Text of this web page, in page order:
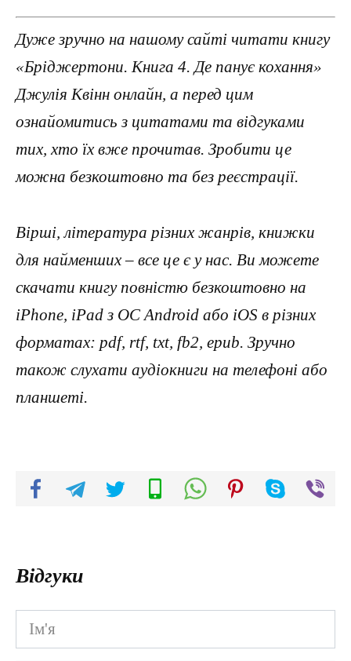
Дуже зручно на нашому сайті читати книгу
«Бріджертони. Книга 4. Де панує кохання»
Джулія Квінн онлайн, а перед цим
ознайомитись з цитатами та відгуками
тих, хто їх вже прочитав. Зробити це
можна безкоштовно та без реєстрації.
Вірші, література різних жанрів, книжки
для найменших – все це є у нас. Ви можете
скачати книгу повністю безкоштовно на
iPhone, iPad з ОС Android або iOS в різних
форматах: pdf, rtf, txt, fb2, epub. Зручно
також слухати аудіокниги на телефоні або
планшеті.
Відгуки
Ім'я
*